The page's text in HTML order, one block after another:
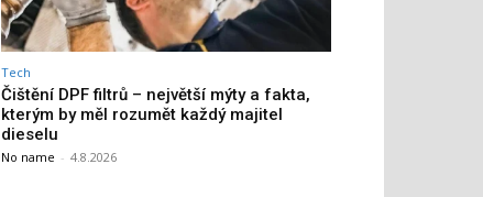
Tech
Čištění DPF filtrů – největší mýty a fakta,
kterým by měl rozumět každý majitel
dieselu
No name - 4.8.2026